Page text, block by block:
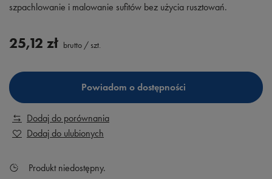
szpachlowanie i malowanie sufitów bez użycia rusztowań.
25,12 zł brutto / szt.
Powiadom o dostępności
Dodaj do porównania
Dodaj do ulubionych
Produkt niedostępny